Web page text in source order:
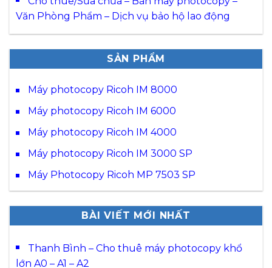
Văn Phòng Phẩm – Dịch vụ bảo hộ lao động
SẢN PHẨM
Máy photocopy Ricoh IM 8000
Máy photocopy Ricoh IM 6000
Máy photocopy Ricoh IM 4000
Máy photocopy Ricoh IM 3000 SP
Máy Photocopy Ricoh MP 7503 SP
BÀI VIẾT MỚI NHẤT
Thanh Bình – Cho thuê máy photocopy khổ
lớn A0 – A1 – A2